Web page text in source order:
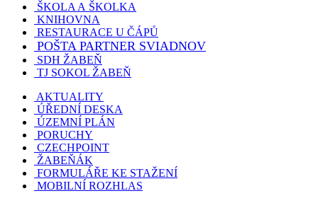
ŠKOLA A ŠKOLKA
KNIHOVNA
RESTAURACE U ČÁPŮ
POŠTA PARTNER SVIADNOV
SDH ŽABEŇ
TJ SOKOL ŽABEŇ
AKTUALITY
ÚŘEDNÍ DESKA
ÚZEMNÍ PLÁN
PORUCHY
CZECHPOINT
ŽABEŇÁK
FORMULÁŘE KE STAŽENÍ
MOBILNÍ ROZHLAS